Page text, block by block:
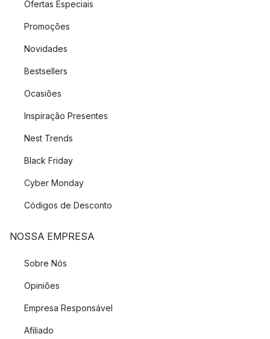
Ofertas Especiais
Promoções
Novidades
Bestsellers
Ocasiões
Inspiração Presentes
Nest Trends
Black Friday
Cyber Monday
Códigos de Desconto
NOSSA EMPRESA
Sobre Nós
Opiniões
Empresa Responsável
Afiliado